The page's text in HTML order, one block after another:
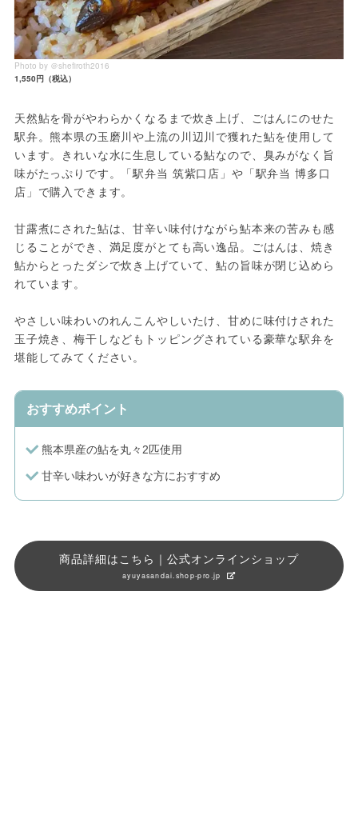
Photo by ＠shefiroth2016
1,550円（税込）
天然鮎を骨がやわらかくなるまで炊き上げ、ごはんにのせた
駅弁。熊本県の玉磨川や上流の川辺川で獲れた鮎を使用して
います。きれいな水に生息している鮎なので、臭みがなく旨
味がたっぷりです。「駅弁当 筑紫口店」や「駅弁当 博多口
店」で購入できます。
甘露煮にされた鮎は、甘辛い味付けながら鮎本来の苦みも感
じることができ、満足度がとても高い逸品。ごはんは、焼き
鮎からとったダシで炊き上げていて、鮎の旨味が閉じ込めら
れています。
やさしい味わいのれんこんやしいたけ、甘めに味付けされた
玉子焼き、梅干しなどもトッピングされている豪華な駅弁を
堪能してみてください。
おすすめポイント
熊本県産の鮎を丸々2匹使用
甘辛い味わいが好きな方におすすめ
商品詳細はこちら｜公式オンラインショップ
ayuyasandai.shop-pro.jp